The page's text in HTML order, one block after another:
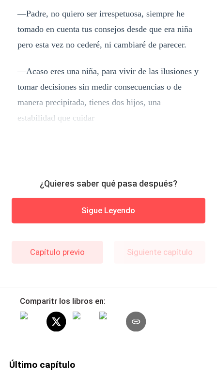
—Padre, no quiero ser irrespetuosa, siempre he
tomado en cuenta tus consejos desde que era niña
pero esta vez no cederé, ni cambiaré de parecer.
—Acaso eres una niña, para vivir de las ilusiones y
tomar decisiones sin medir consecuencias o de
manera precipitada, tienes dos hijos, una
estabilidad que cuidar
¿Quieres saber qué pasa después?
Sigue Leyendo
Capítulo previo Siguiente capítulo
Comparitr los libros en:
Último capítulo